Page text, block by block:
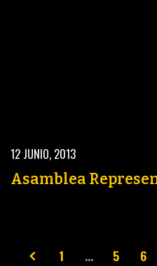
12 JUNIO, 2013
Asamblea
1 … 5 6